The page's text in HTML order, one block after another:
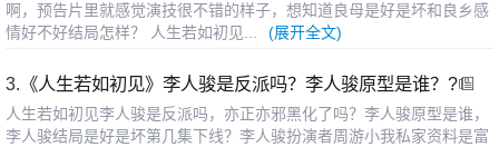
啊，预告片里就感觉演技很不错的样子，想知道良母是好是坏和良乡感
情好不好结局怎样？ 人生若如初见...
(展开全文)
3. 《人生若如初见》李人骏是反派吗？李人骏原型是谁？?
人生若如初见李人骏是反派吗，亦正亦邪黑化了吗？李人骏原型是谁，
李人骏结局是好是坏第几集下线？李人骏扮演者周游小我私家资料是富